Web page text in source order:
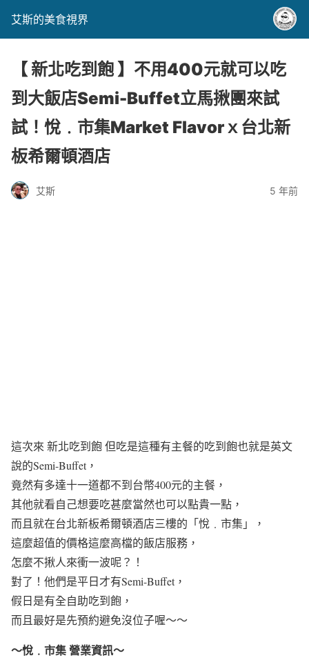
艾斯的美食視界
【 新北吃到飽 】不用400元就可以吃
到大飯店Semi-Buffet立馬揪團來試
試！悅﹒市集Market Flavorｘ台北新
板希爾頓酒店
艾斯 5 年前
這次來 新北吃到飽 但吃是這種有主餐的吃到飽也就是英文
說的Semi-Buffet，
竟然有多達十一道都不到台幣400元的主餐，
其他就看自己想要吃甚麼當然也可以點貴一點，
而且就在台北新板希爾頓酒店三樓的「悅﹒市集」，
這麼超值的價格這麼高檔的飯店服務，
怎麼不揪人來衝一波呢？！
對了！他們是平日才有Semi-Buffet，
假日是有全自助吃到飽，
而且最好是先預約避免沒位子喔～～
～悅﹒市集 營業資訊～